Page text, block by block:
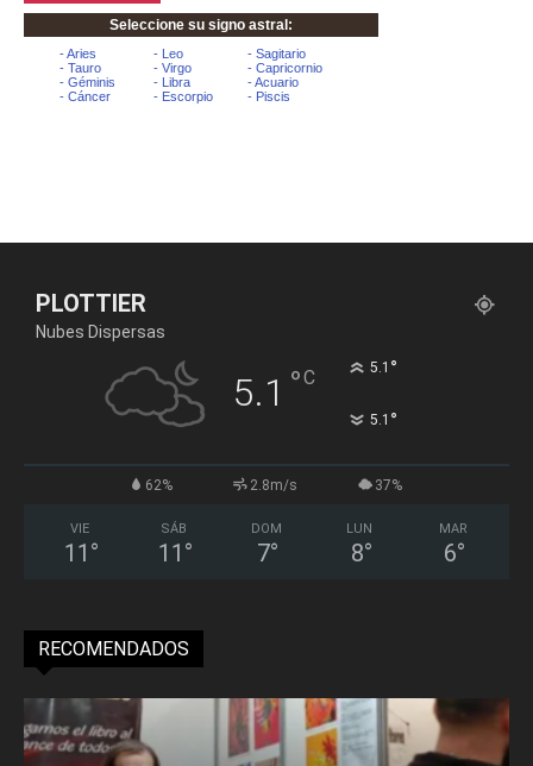
PLOTTIER
Nubes Dispersas
5.1 °C 5.1 °
5.1 °
62% 2.8m/s 37%
VIE
11 °
SÁB
11 °
DOM
7°
LUN
8°
MAR
6°
RECOMENDADOS